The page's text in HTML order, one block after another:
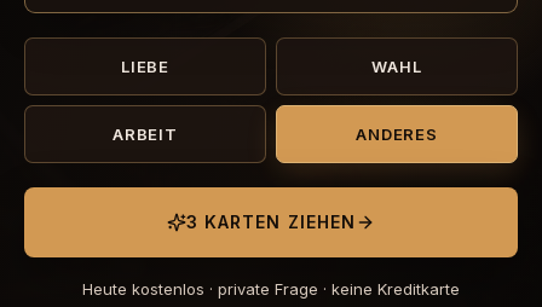
LIEBE WAHL
ARBEIT ANDERES
3 KARTEN ZIEHEN
Heute kostenlos · private Frage · keine Kreditkarte